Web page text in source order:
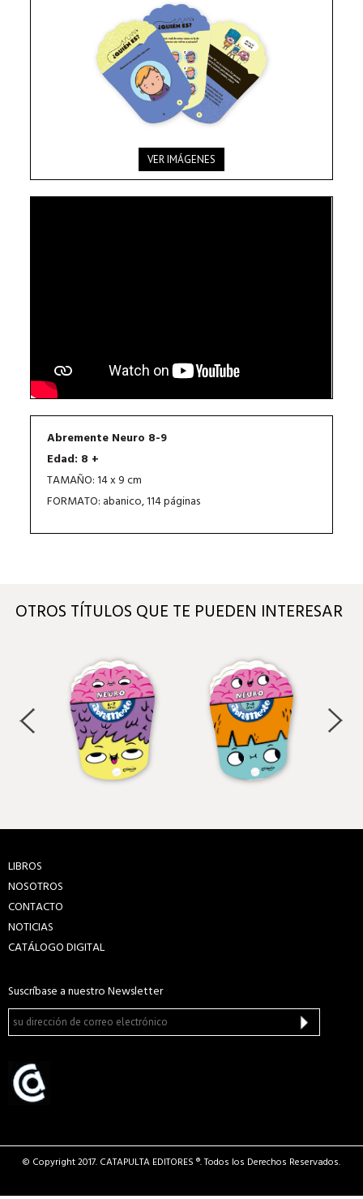
VER IMÁGENES
Abremente Neuro 8-9
Edad: 8 +
TAMAÑO: 14 x 9 cm
FORMATO: abanico, 114 páginas
OTROS TÍTULOS QUE TE PUEDEN INTERESAR
LIBROS
NOSOTROS
CONTACTO
NOTICIAS
CATÁLOGO DIGITAL
Suscríbase a nuestro Newsletter
© Copyright 2017. CATAPULTA EDITORES ®. Todos los Derechos Reservados.